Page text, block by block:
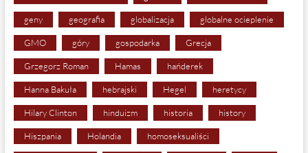
geny geografia globalizacja globalne ocieplenie
GMO góry gospodarka Grecja
Grzegorz Roman Hamas hańderek
Hanna Bakuła hebrajski Hegel heretycy
Hilary Clinton hinduizm historia history
Hiszpania Holandia homoseksualiści